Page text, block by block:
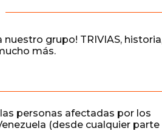
nuestro grupo! TRIVIAS,
más.
personas afectadas por los
(desde cualquier parte